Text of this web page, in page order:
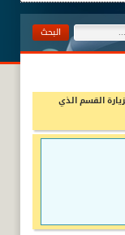
القسم الذي